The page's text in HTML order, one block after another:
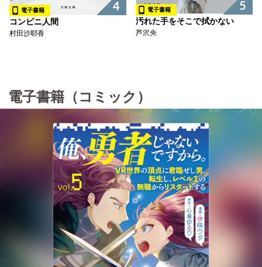
4
電子書籍
コンビニ人間
村田沙耶香
5
電子書籍
汚れた手をそこで拭かない
芦沢央
電子書籍（コミック）